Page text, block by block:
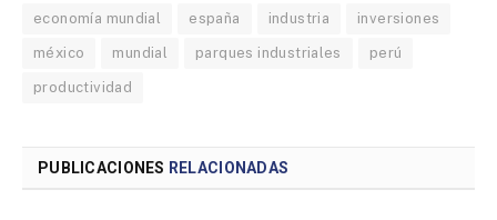
economía mundial españa industria inversiones
méxico mundial parques industriales perú
productividad
PUBLICACIONES RELACIONADAS